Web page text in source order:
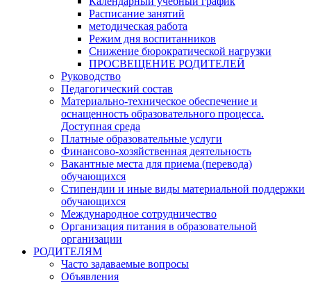
Расписание занятий
методическая работа
Режим дня воспитанников
Снижение бюрократической нагрузки
ПРОСВЕЩЕНИЕ РОДИТЕЛЕЙ
Руководство
Педагогический состав
Материально-техническое обеспечение и
оснащенность образовательного процесса.
Доступная среда
Платные образовательные услуги
Финансово-хозяйственная деятельность
Вакантные места для приема (перевода)
обучающихся
Стипендии и иные виды материальной поддержки
обучающихся
Международное сотрудничество
Организация питания в образовательной
организации
РОДИТЕЛЯМ
Часто задаваемые вопросы
Объявления